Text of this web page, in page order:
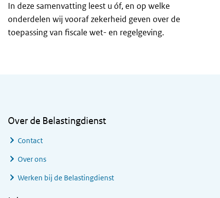
In deze samenvatting leest u óf, en op welke
onderdelen wij vooraf zekerheid geven over de
toepassing van fiscale wet- en regelgeving.
Over de Belastingdienst
Contact
Over ons
Werken bij de Belastingdienst